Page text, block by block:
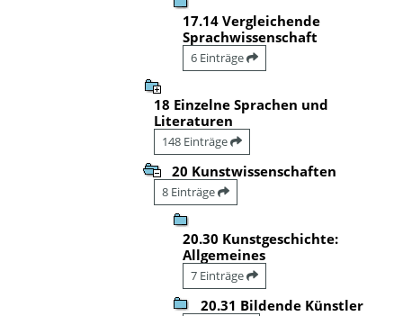
17.14 Vergleichende
Sprachwissenschaft
6 Einträge
18 Einzelne Sprachen und
Literaturen
148 Einträge
20 Kunstwissenschaften
8 Einträge
20.30 Kunstgeschichte:
Allgemeines
7 Einträge
20.31 Bildende Künstler